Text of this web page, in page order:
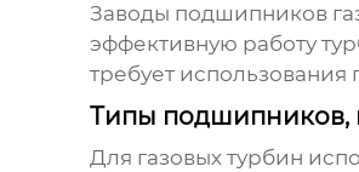
Заводы подшипников
эффективную работу
требует использования
Типы подшипников,
Для газовых турбин